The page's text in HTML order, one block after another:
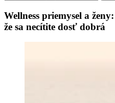
Wellness priemysel a
že sa necítite dosť dobrá